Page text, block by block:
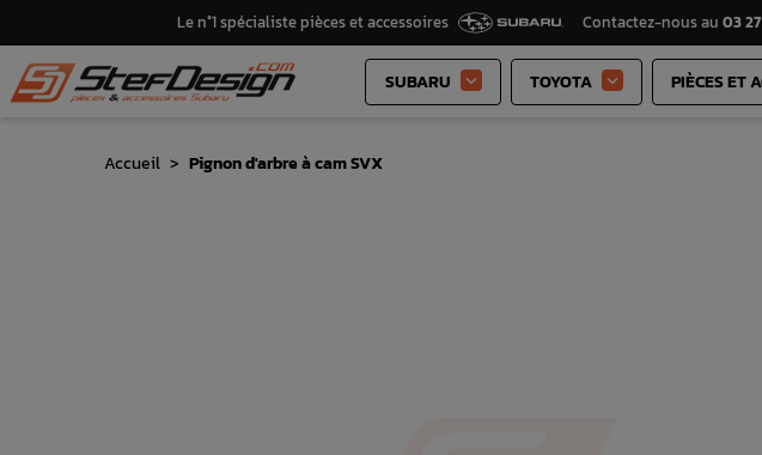
Le n°1 spécialiste pièces et accessoires Contactez-nous au 03
SUBARU  TOYOTA  PIÈCES ET
Accueil Pignon d'arbre à cam SVX